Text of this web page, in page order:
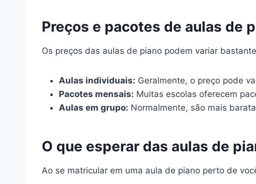
Preços e pacotes de aulas de
Os preços das aulas de piano podem variar
Aulas individuais: Geralmente, o preço pode
Pacotes mensais: Muitas escolas oferecem
Aulas em grupo: Normalmente, são mais
O que esperar das aulas de
Ao se matricular em uma aula de piano perto de